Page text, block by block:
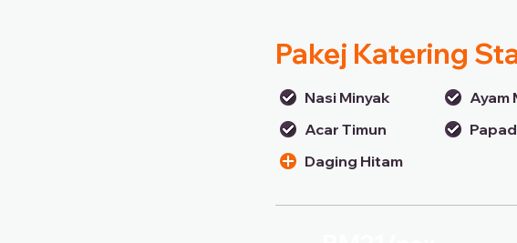
Pakej Katering
Nasi Minyak
Acar Timun
Daging Hitam
Ayam